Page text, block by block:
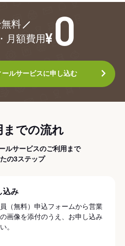
料
月額費用
ルサービスに申し込む
までの流れ
ルサービスのご利用まで
の3ステップ
込み
（無料）申込フォームから営業
画像を添付のうえ、お申し込み
。